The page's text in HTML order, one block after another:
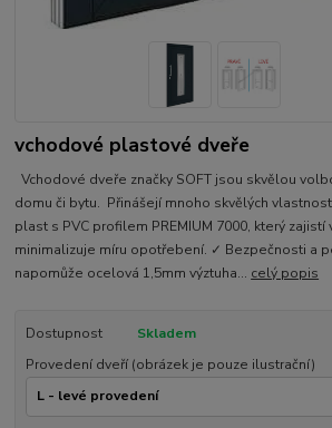
vchodové plastové dveře
Vchodové dveře značky SOFT jsou skvělou
domu či bytu. Přinášejí mnoho skvělých
plast s PVC profilem PREMIUM 7000, který
minimalizuje míru opotřebení. ✓ Bezpečnosti a
napomůže ocelová 1,5mm výztuha... celý popis
Dostupnost
Skladem
Provedení dveří (obrázek je pouze ilustrační)